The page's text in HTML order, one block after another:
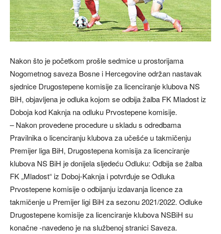
Nakon što je početkom prošle sedmice u prostorijama
Nogometnog saveza Bosne i Hercegovine održan nastavak
sjednice Drugostepene komisije za licenciranje klubova NS
BiH, objavljena je odluka kojom se odbija žalba FK Mladost iz
Doboja kod Kaknja na odluku Prvostepene komisije.
– Nakon provedene procedure u skladu s odredbama
Pravilnika o licenciranju klubova za učešće u takmičenju
Premijer liga BiH, Drugostepena komisija za licenciranje
klubova NS BiH je donijela sljedeću Odluku: Odbija se žalba
FK „Mladost“ iz Doboj-Kaknja i potvrđuje se Odluka
Prvostepene komisije o odbijanju izdavanja licence za
takmičenje u Premijer ligi BiH za sezonu 2021/2022. Odluke
Drugostepene komisije za licenciranje klubova NSBiH su
konačne -navedeno je na službenoj stranici Saveza.